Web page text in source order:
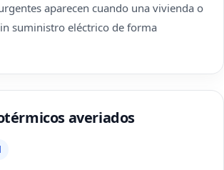
aparecen cuando una vivienda o
suministro eléctrico de forma
averiados